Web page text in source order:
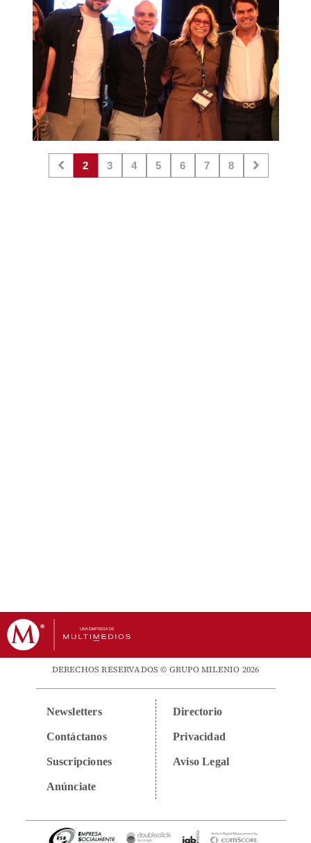
2 3 4 5 6 7 8
DERECHOS RESERVADOS © GRUPO MILENIO 2026
Newsletters
Contáctanos
Suscripciones
Anúnciate
Directorio
Privacidad
Aviso Legal